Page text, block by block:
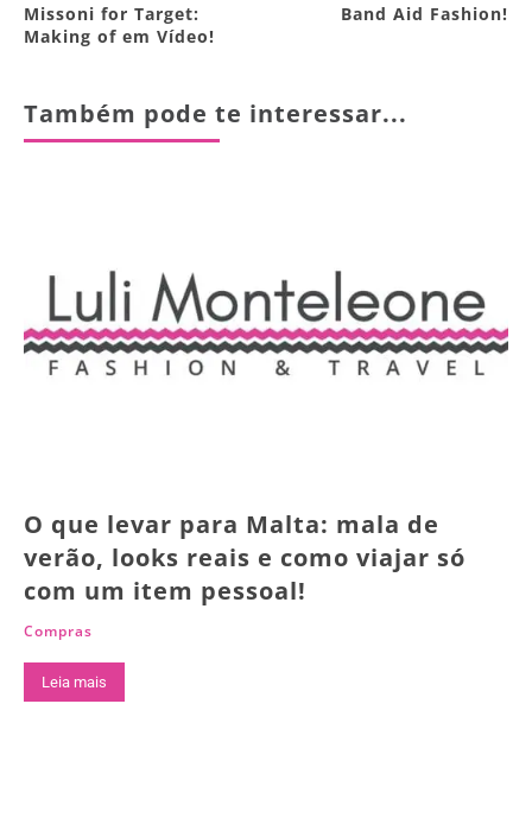
Missoni for Target:
Making of em Vídeo!
Band Aid Fashion!
Também pode te interessar...
O que levar para Malta: mala de
verão, looks reais e como viajar só
com um item pessoal!
Compras
Leia mais